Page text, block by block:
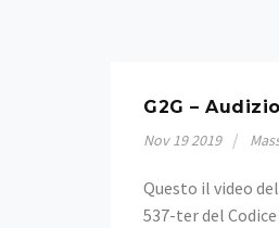
G2G –
Nov 192019
Questo il video
537-ter del